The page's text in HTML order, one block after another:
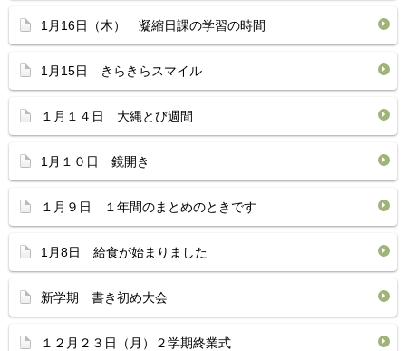
1月16日（木） 凝縮日課の学習の時間
1月15日 きらきらスマイル
１月１４日 大縄とび週間
1月１０日 鏡開き
１月９日 １年間のまとめのときです
1月8日 給食が始まりました
新学期 書き初め大会
１２月２３日（月）２学期終業式